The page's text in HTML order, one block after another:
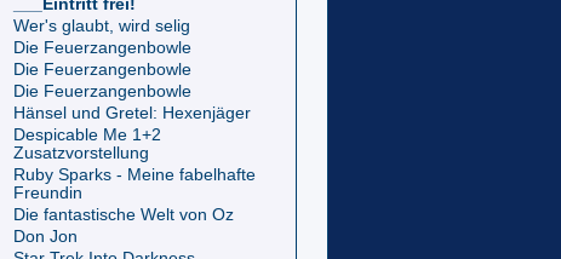
___Eintritt frei!
Wer's glaubt, wird selig
Die Feuerzangenbowle
Die Feuerzangenbowle
Die Feuerzangenbowle
Hänsel und Gretel: Hexenjäger
Despicable Me 1+2
Zusatzvorstellung
Ruby Sparks - Meine fabelhafte
Freundin
Die fantastische Welt von Oz
Don Jon